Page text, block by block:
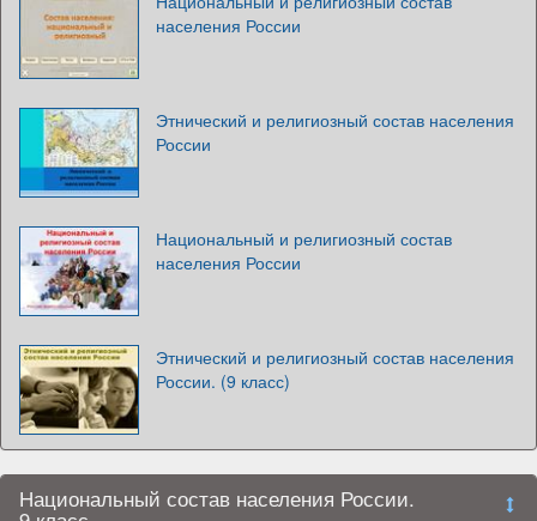
населения России
Этнический и религиозный состав населения
России
Национальный и религиозный состав
населения России
Этнический и религиозный состав населения
России. (9 класс)
Национальный состав населения России.